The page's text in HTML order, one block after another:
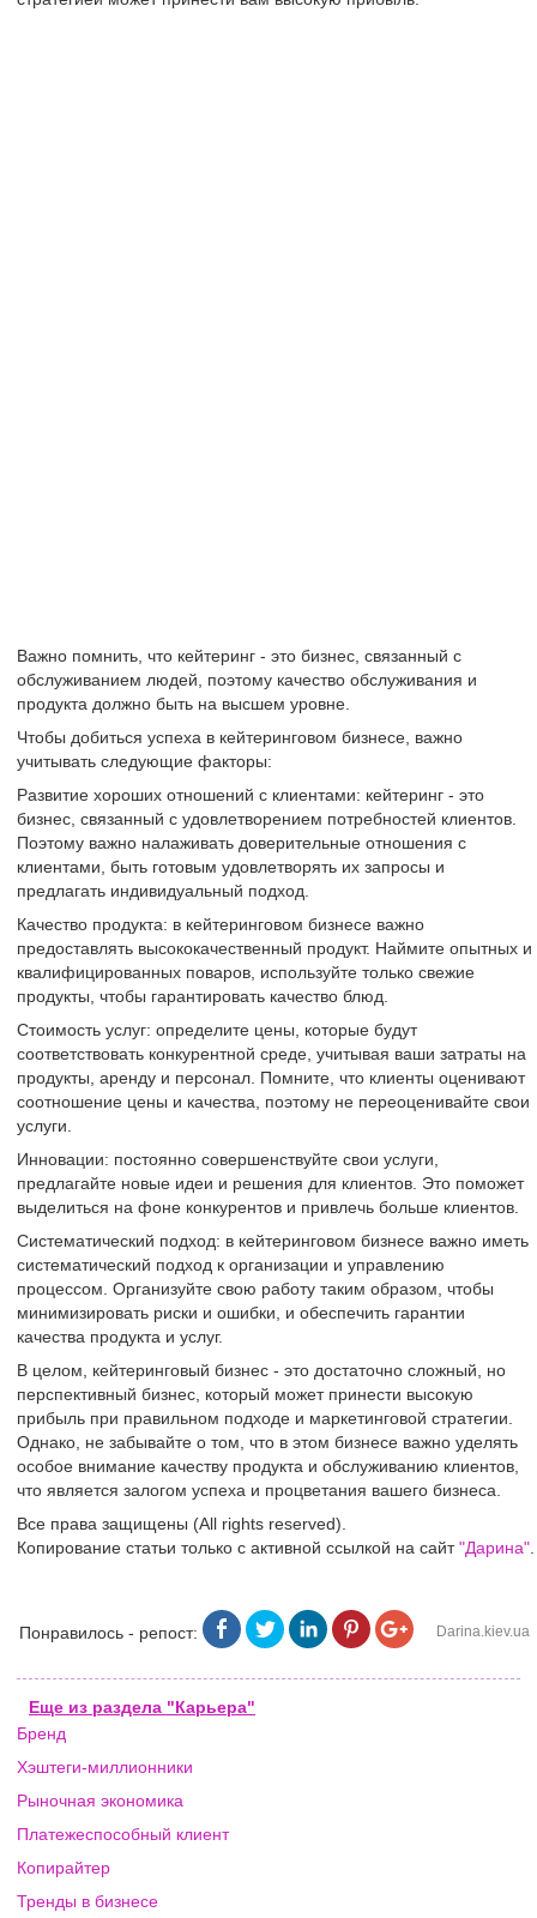
Важно помнить, что кейтеринг - это бизнес, связанный с
обслуживанием людей, поэтому качество обслуживания и
продукта должно быть на высшем уровне.
Чтобы добиться успеха в кейтеринговом бизнесе, важно
учитывать следующие факторы:
Развитие хороших отношений с клиентами: кейтеринг - это
бизнес, связанный с удовлетворением потребностей клиентов.
Поэтому важно налаживать доверительные отношения с
клиентами, быть готовым удовлетворять их запросы и
предлагать индивидуальный подход.
Качество продукта: в кейтеринговом бизнесе важно
предоставлять высококачественный продукт. Наймите опытных и
квалифицированных поваров, используйте только свежие
продукты, чтобы гарантировать качество блюд.
Стоимость услуг: определите цены, которые будут
соответствовать конкурентной среде, учитывая ваши затраты на
продукты, аренду и персонал. Помните, что клиенты оценивают
соотношение цены и качества, поэтому не переоценивайте свои
услуги.
Инновации: постоянно совершенствуйте свои услуги,
предлагайте новые идеи и решения для клиентов. Это поможет
выделиться на фоне конкурентов и привлечь больше клиентов.
Систематический подход: в кейтеринговом бизнесе важно иметь
систематический подход к организации и управлению
процессом. Организуйте свою работу таким образом, чтобы
минимизировать риски и ошибки, и обеспечить гарантии
качества продукта и услуг.
В целом, кейтеринговый бизнес - это достаточно сложный, но
перспективный бизнес, который может принести высокую
прибыль при правильном подходе и маркетинговой стратегии.
Однако, не забывайте о том, что в этом бизнесе важно уделять
особое внимание качеству продукта и обслуживанию клиентов,
что является залогом успеха и процветания вашего бизнеса.
Все права защищены (All rights reserved).
Копирование статьи только с активной ссылкой на сайт"Дарина"
Понравилось - репост: Darina.kiev.ua
Еще из раздела "Карьера"
Бренд
Хэштеги-миллионники
Рыночная экономика
Платежеспособный клиент
Копирайтер
Тренды в бизнесе